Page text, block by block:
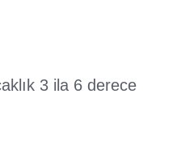
3 ila 6 derece